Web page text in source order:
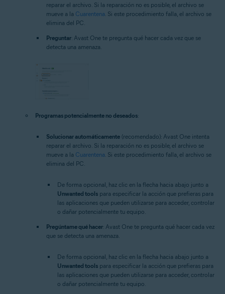
reparar el archivo. Si la reparación no es posible, el archivo se
mueve a la Cuarentena . Si este procedimiento falla, el archivo se
elimina del PC.
Preguntar: Avast One te pregunta qué hacer cada vez que se
detecta una amenaza.
Programas potencialmente no deseados:
Solucionar automáticamente (recomendado): Avast One intenta
reparar el archivo. Si la reparación no es posible, el archivo se
mueve a la Cuarentena . Si este procedimiento falla, el archivo se
elimina del PC.
De forma opcional, haz clic en la flecha hacia abajo junto a
Unwanted tools para especificar la acción que prefieras para
las aplicaciones que pueden utilizarse para acceder, controlar
o dañar potencialmente tu equipo.
Pregúntame qué hacer: Avast One te pregunta qué hacer cada vez
que se detecta una amenaza.
De forma opcional, haz clic en la flecha hacia abajo junto a
Unwanted tools para especificar la acción que prefieras para
las aplicaciones que pueden utilizarse para acceder, controlar
o dañar potencialmente tu equipo.